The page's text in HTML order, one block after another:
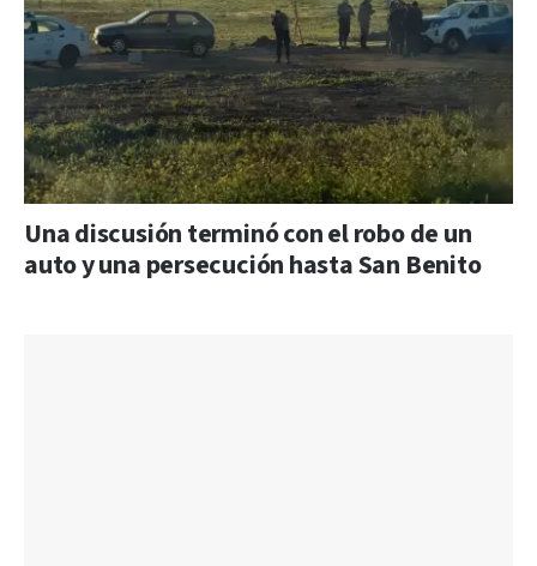
Una discusión terminó con el robo de un
auto y una persecución hasta San Benito